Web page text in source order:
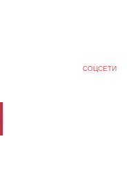
СОЦСЕТИ